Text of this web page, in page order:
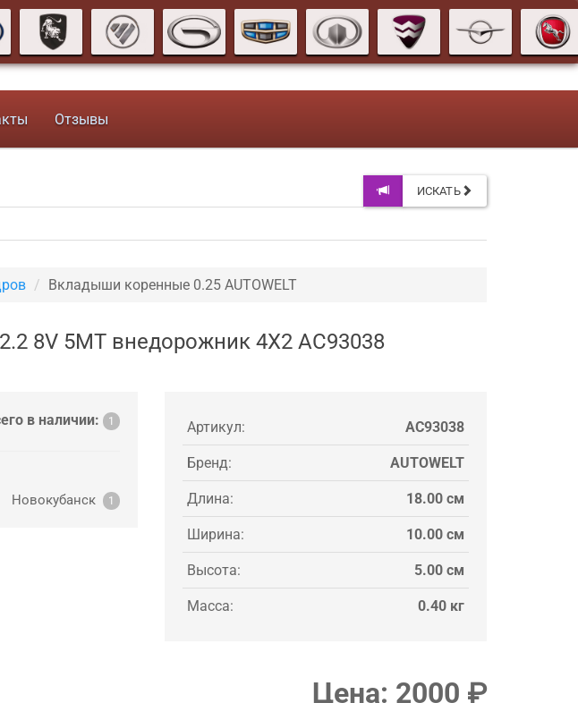
Отзывы
ИСКАТЬ
Вкладыши коренные 0.25 AUTOWELT
8V 5MT внедорожник 4X2 AC93038
в наличии: 1
Новокубанск 1
Артикул: AC93038
Бренд: AUTOWELT
Длина: 18.00 см
Ширина: 10.00 см
Высота: 5.00 см
Масса: 0.40 кг
Цена: 2000 ₽